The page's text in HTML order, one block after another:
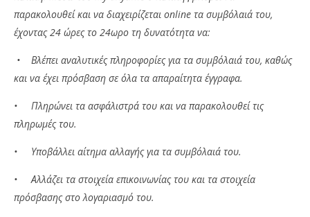
παρακολουθεί και να διαχειρίζεται online τα συμβόλαιά του,
έχοντας 24 ώρες το 24ωρο τη δυνατότητα να:
• Βλέπει αναλυτικές πληροφορίες για τα συμβόλαιά του, καθώς
και να έχει πρόσβαση σε όλα τα απαραίτητα έγγραφα.
• Πληρώνει τα ασφάλιστρά του και να παρακολουθεί τις
πληρωμές του.
• Υποβάλλει αίτημα αλλαγής για τα συμβόλαιά του.
• Αλλάζει τα στοιχεία επικοινωνίας του και τα στοιχεία
πρόσβασης στο λογαριασμό του.